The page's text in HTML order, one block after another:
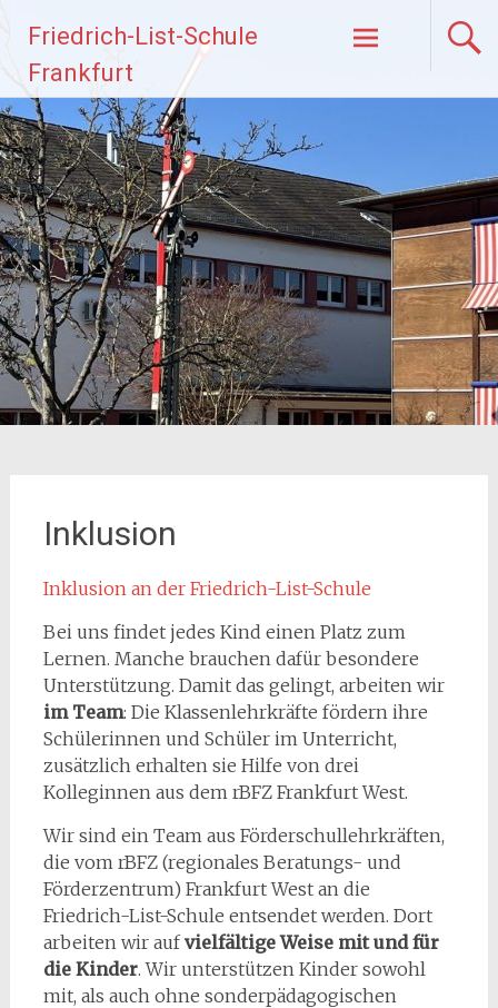
Inhalt
springen
Friedrich-List-Schule
Frankfurt
Inklusion
Inklusion an der Friedrich-List-Schule
Bei uns findet jedes Kind einen Platz zum
Lernen. Manche brauchen dafür besondere
Unterstützung. Damit das gelingt, arbeiten wir
im Team: Die Klassenlehrkräfte fördern ihre
Schülerinnen und Schüler im Unterricht,
zusätzlich erhalten sie Hilfe von drei
Kolleginnen aus dem rBFZ Frankfurt West.
Wir sind ein Team aus Förderschullehrkräften,
die vom rBFZ (regionales Beratungs- und
Förderzentrum) Frankfurt West an die
Friedrich-List-Schule entsendet werden. Dort
arbeiten wir aufvielfältige Weise mit und für
die Kinder. Wir unterstützen Kinder sowohl
mit, als auch ohne sonderpädagogischen